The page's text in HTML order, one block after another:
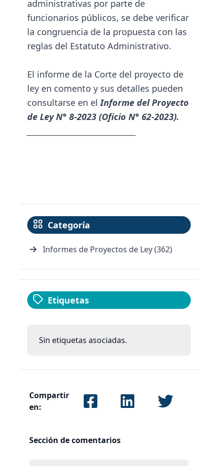
administrativas por parte de
funcionarios públicos, se debe verificar
la congruencia de la propuesta con las
reglas del Estatuto Administrativo.
El informe de la Corte del proyecto de
ley en comento y sus detalles pueden
consultarse en elInforme del Proyecto
de Ley N° 8-2023 (Oficio N° 62-2023).
Categoría
Informes de Proyectos de Ley (362)
Etiquetas
Sin etiquetas asociadas.
Compartir
en:
Sección de comentarios